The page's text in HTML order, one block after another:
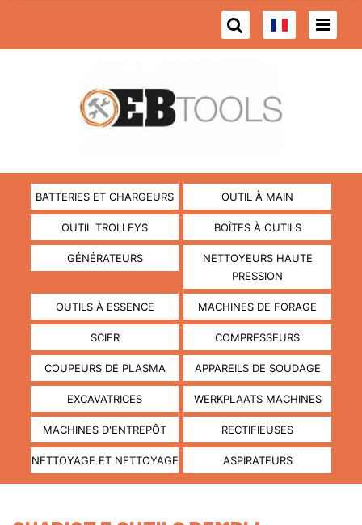
BATTERIES ET CHARGEURS OUTIL À MAIN
OUTIL TROLLEYS BOÎTES À OUTILS
GÉNÉRATEURS
NETTOYEURS HAUTE
PRESSION
OUTILS À ESSENCE MACHINES DE FORAGE
SCIER COMPRESSEURS
COUPEURS DE PLASMA APPAREILS DE SOUDAGE
EXCAVATRICES WERKPLAATS MACHINES
MACHINES D'ENTREPÔT RECTIFIEUSES
NETTOYAGE ET NETTOYAGE ASPIRATEURS